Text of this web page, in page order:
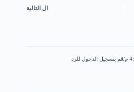
ال التالية
قم بتسجيل الدخول للرد